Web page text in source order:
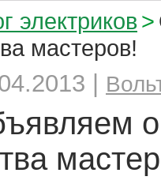
электриков>
мастеров!
|
о